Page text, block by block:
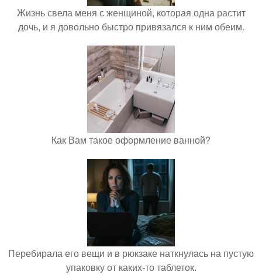
Жизнь свела меня с женщиной, которая одна растит
дочь, и я довольно быстро привязался к ним обеим.
Как Вам такое оформление ванной?
Перебирала его вещи и в рюкзаке наткнулась на пустую
упаковку от каких-то таблеток.